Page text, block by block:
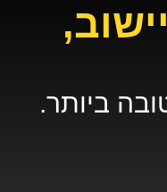
ביותר.